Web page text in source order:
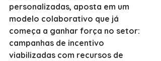
personalizadas, aposta em um
modelo colaborativo que já
começa a ganhar força no setor:
campanhas de incentivo
viabilizadas com recursos de